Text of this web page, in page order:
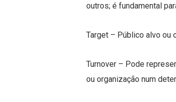
outros; é fundamental
Target – Público alvo ou
Turnover – Pode
ou organização num